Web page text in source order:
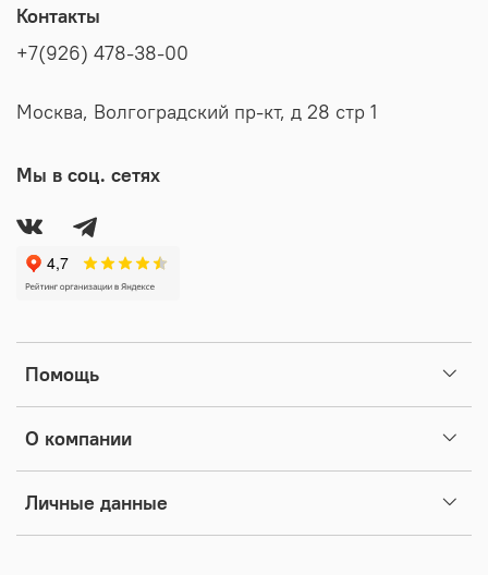
Помощь
О компании
Личные данные
Контакты
+7(926) 478-38-00
Москва, Волгоградский пр-кт, д 28 стр 1
Мы в соц. сетях